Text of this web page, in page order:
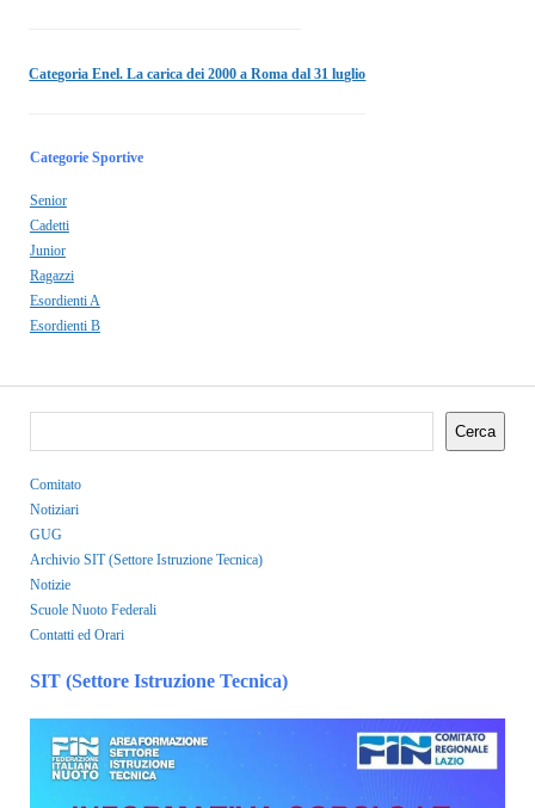
Categoria Enel. La carica dei 2000 a Roma dal 31 luglio
Categorie Sportive
Senior
Cadetti
Junior
Ragazzi
Esordienti A
Esordienti B
Cerca
Comitato
Notiziari
GUG
Archivio SIT (Settore Istruzione Tecnica)
Notizie
Scuole Nuoto Federali
Contatti ed Orari
SIT (Settore Istruzione Tecnica)